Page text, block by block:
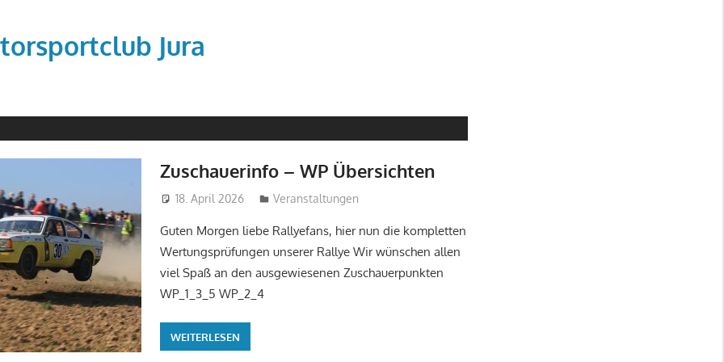
Jura
Zuschauerinfo – WP Übersichten
18. April 2026 tobi
Veranstaltungen
Guten Morgen liebe Rallyefans, hier nun die kompletten
Wertungsprüfungen unserer Rallye Wir wünschen allen
viel Spaß an den ausgewiesenen Zuschauerpunkten
WP_1_3_5 WP_2_4
WEITERLESEN